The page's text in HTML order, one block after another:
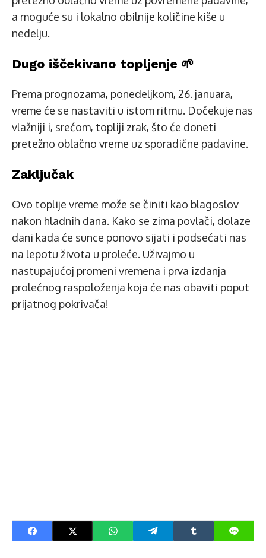
a moguće su i lokalno obilnije količine kiše u
nedelju.
Dugo iščekivano topljenje 🌱
Prema prognozama, ponedeljkom, 26. januara,
vreme će se nastaviti u istom ritmu. Dočekuje nas
vlažniji i, srećom, topliji zrak, što će doneti
pretežno oblačno vreme uz sporadične padavine.
Zaključak
Ovo toplije vreme može se činiti kao blagoslov
nakon hladnih dana. Kako se zima povlači, dolaze
dani kada će sunce ponovo sijati i podsećati nas
na lepotu života u proleće. Uživajmo u
nastupajućoj promeni vremena i prva izdanja
prolećnog raspoloženja koja će nas obaviti poput
prijatnog pokrivača!